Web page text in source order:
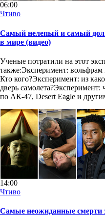
06:00
Чтиво
Самый нелепый и самый
в мире (видео)
Ученые потратили на этот
также:Эксперимент: вольфрам
Кто кого?Эксперимент: из
дверь самолета?Эксперимент:
по АК-47, Desert Eagle и
14:00
Чтиво
Самые неожиданные смерти